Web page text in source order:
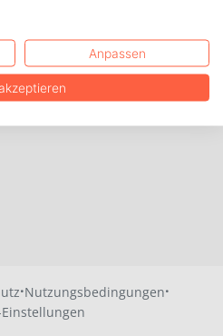
·Nutzungsbedingungen·
Einstellungen
Anpassen